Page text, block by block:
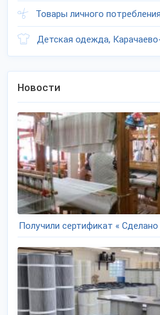
Детская одежда,
Новости
Получили сертификат «